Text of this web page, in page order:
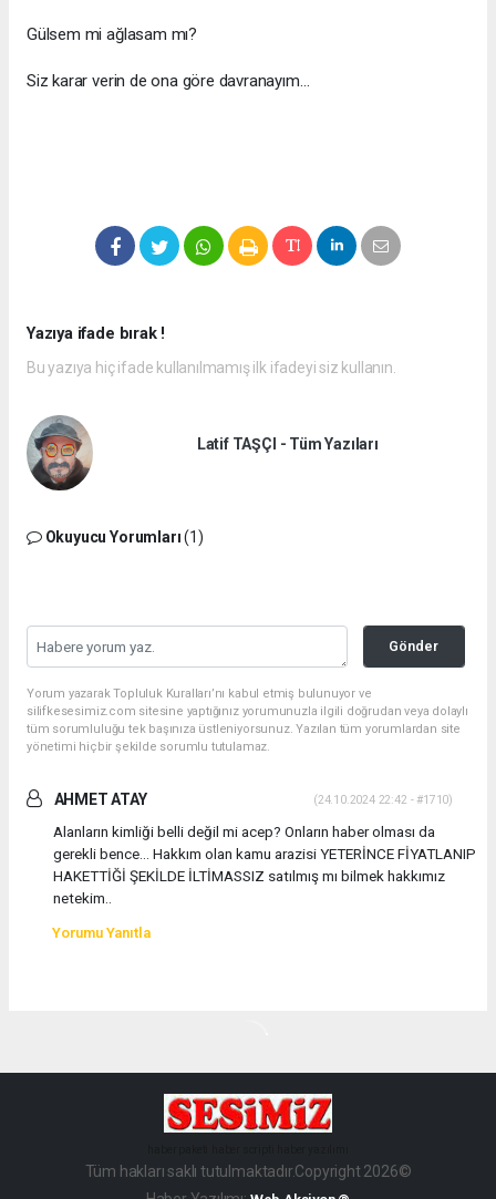
Gülsem mi ağlasam mı?
Siz karar verin de ona göre davranayım…
Yazıya ifade bırak !
Bu yazıya hiç ifade kullanılmamış ilk ifadeyi siz kullanın.
Latif TAŞÇI - Tüm Yazıları
Okuyucu Yorumları(1)
Gönder
Yorum yazarak Topluluk Kuralları’nı kabul etmiş bulunuyor ve
silifkesesimiz.com sitesine yaptığınız yorumunuzla ilgili doğrudan veya dolaylı
tüm sorumluluğu tek başınıza üstleniyorsunuz. Yazılan tüm yorumlardan site
yönetimi hiçbir şekilde sorumlu tutulamaz.
AHMET ATAY (24.10.2024 22:42 - #1710)
Alanların kimliği belli değil mi acep? Onların haber olması da
gerekli bence... Hakkım olan kamu arazisi YETERİNCE FİYATLANIP
HAKETTİĞİ ŞEKİLDE İLTİMASSIZ satılmış mı bilmek hakkımız
netekim..
Yorumu Yanıtla
Tüm hakları saklı tutulmaktadır.Copyright 2026©